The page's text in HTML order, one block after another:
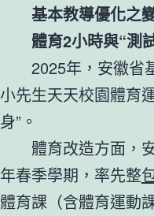
基本教導優化之
體育2小時與“測
2025年，安徽省
小先生天天校園體育
身”。
體育改造方面，
年春季學期，率先整
體育課（含體育運動